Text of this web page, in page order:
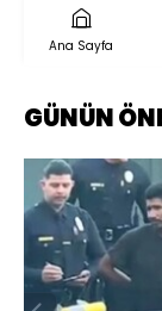
Ana Sayfa
GÜNÜN